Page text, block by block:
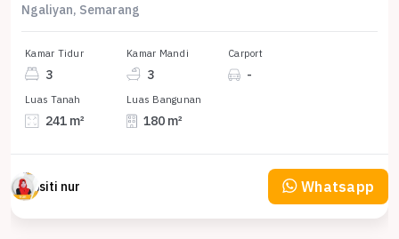
Ngaliyan, Semarang
Kamar Tidur
3
Kamar Mandi
3
Carport
-
Luas Tanah
241 m²
Luas Bangunan
180 m²
siti nur Whatsapp